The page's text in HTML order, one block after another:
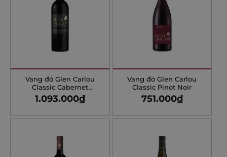
Vang đỏ Glen Carlou
Classic Cabernet
Sauvignon
1.093.000₫
Vang đỏ Glen Carlou
Classic Pinot Noir
751.000₫